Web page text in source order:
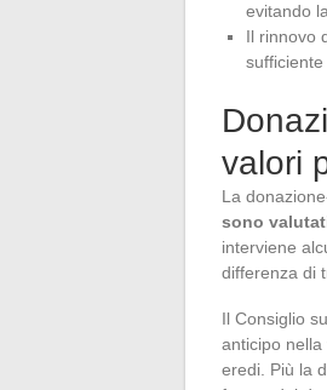
evitando
Il rinnovo
valori
La
sono
interviene
differenza di
Il Consiglio
anticipo
eredi. Più la